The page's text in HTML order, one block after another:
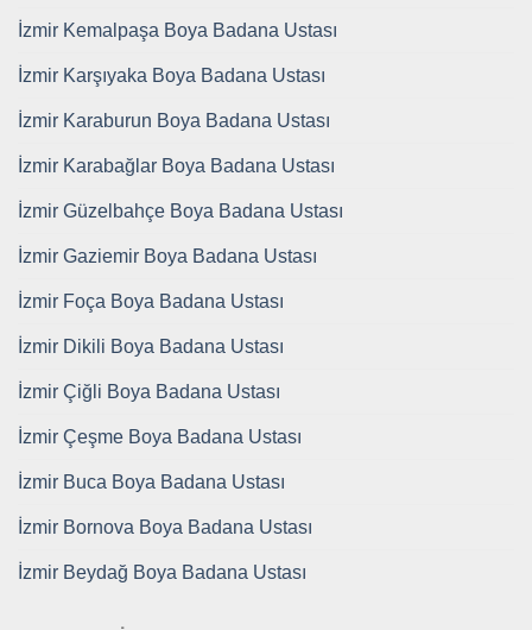
İzmir Kemalpaşa Boya Badana Ustası
İzmir Karşıyaka Boya Badana Ustası
İzmir Karaburun Boya Badana Ustası
İzmir Karabağlar Boya Badana Ustası
İzmir Güzelbahçe Boya Badana Ustası
İzmir Gaziemir Boya Badana Ustası
İzmir Foça Boya Badana Ustası
İzmir Dikili Boya Badana Ustası
İzmir Çiğli Boya Badana Ustası
İzmir Çeşme Boya Badana Ustası
İzmir Buca Boya Badana Ustası
İzmir Bornova Boya Badana Ustası
İzmir Beydağ Boya Badana Ustası